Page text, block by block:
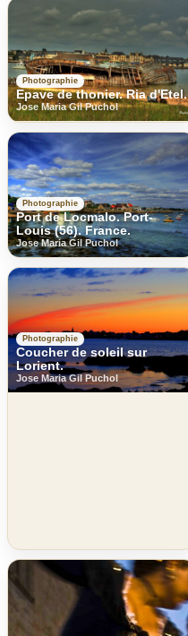
Photographie
Epave de thonier. Ria d'Etel.
Jose Maria Gil Puchol
Photographie
Port de Locmalo. Port-
Louis (56). France.
Jose Maria Gil Puchol
Photographie
Coucher de soleil sur
Lorient.
Jose Maria Gil Puchol